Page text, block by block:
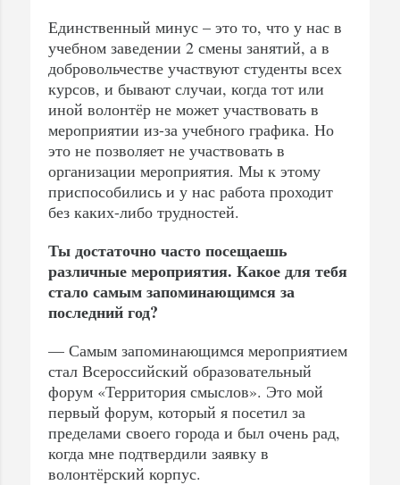
Единственный минус – это то, что у нас в
учебном заведении 2 смены занятий, а в
добровольчестве участвуют студенты всех
курсов, и бывают случаи, когда тот или
иной волонтёр не может участвовать в
мероприятии из-за учебного графика. Но
это не позволяет не участвовать в
организации мероприятия. Мы к этому
приспособились и у нас работа проходит
без каких-либо трудностей.
Ты достаточно часто посещаешь
различные мероприятия. Какое для тебя
стало самым запоминающимся за
последний год?
— Самым запоминающимся мероприятием
стал Всероссийский образовательный
форум «Территория смыслов». Это мой
первый форум, который я посетил за
пределами своего города и был очень рад,
когда мне подтвердили заявку в
волонтёрский корпус.